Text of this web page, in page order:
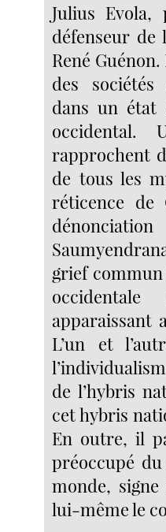
Julius
défenseur de
René
des sociétés
dans un état
occidental.
rapprochent
de tous les
réticence de
grief commun
apparaissant
L’un et
de l’hybris
cet hybris
En outre, il
préoccupé
monde,
lui-même le